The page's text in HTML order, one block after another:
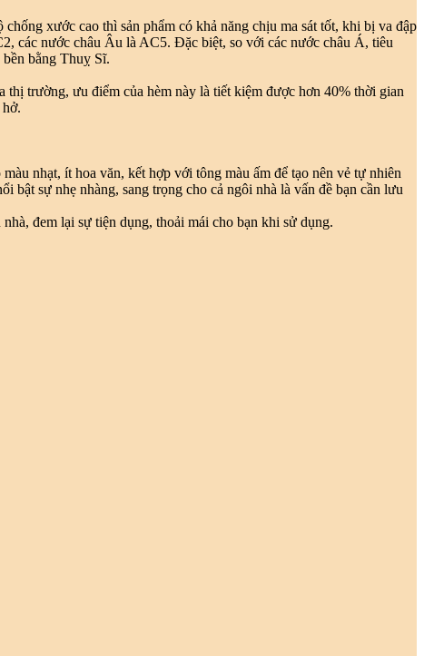
xước cao thì sản phẩm có khả năng chịu ma sát tốt, khi bị va đập
các nước châu Âu là AC5. Đặc biệt, so với các nước châu Á, tiêu
bằng Thuỵ Sĩ.
trường, ưu điểm của hèm này là tiết kiệm được hơn 40% thời gian
nhạt, ít hoa văn, kết hợp với tông màu ấm để tạo nên vẻ tự nhiên
bật sự nhẹ nhàng, sang trọng cho cả ngôi nhà là vấn đề bạn cần lưu
đem lại sự tiện dụng, thoải mái cho bạn khi sử dụng.